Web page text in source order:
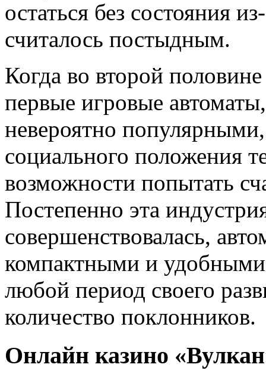
остаться без состояния
считалось постыдным.
Когда во второй
первые игровые
невероятно
социального положения
возможности попытать
Постепенно эта
совершенствовалась,
компактными и удобными
любой период своего
количество поклонников.
Онлайн казино